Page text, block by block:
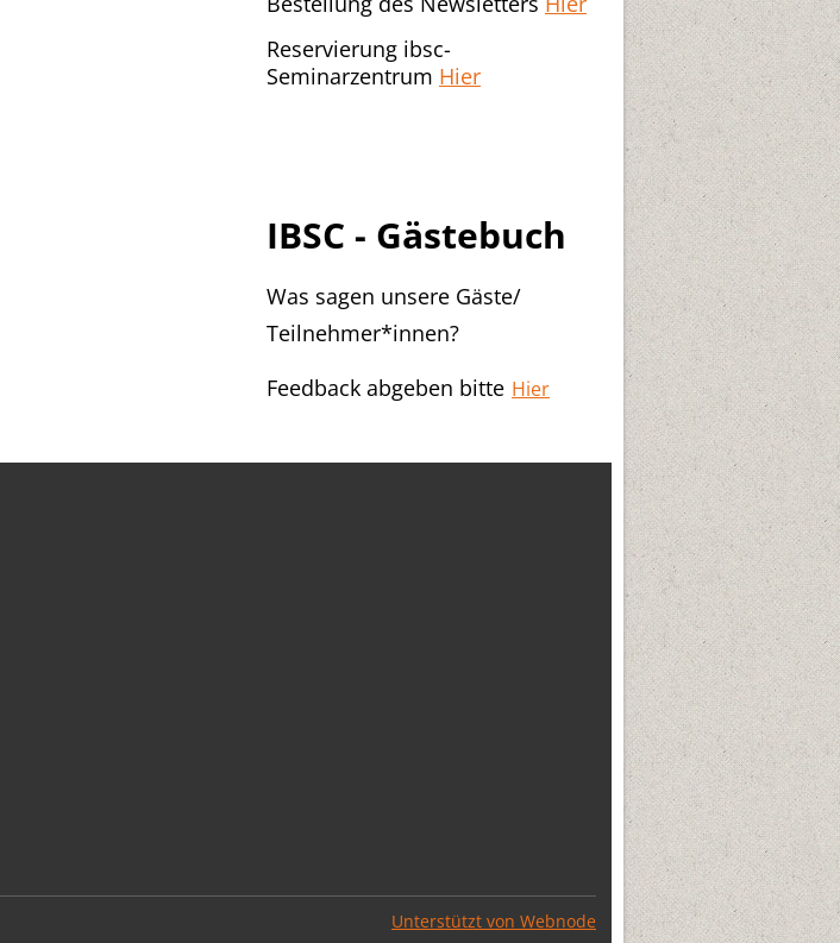
Reservierung ibsc-
Seminarzentrum Hier
IBSC - Gästebuch
Was sagen unsere Gäste/
Teilnehmer*innen?
Feedback abgeben bitte Hier
Unterstützt von Webnode